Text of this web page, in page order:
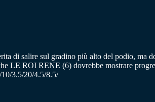
di salire sul gradino più alto del podio, ma
LE ROI RENE (6) dovrebbe mostrare
10/3.5/20/4.5/8.5/